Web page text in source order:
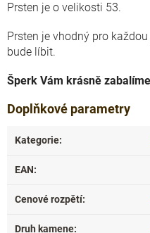
Prsten je o velikosti 53.
Prsten je vhodný pro
bude líbit.
Šperk Vám krásně
Doplňkové parametry
Kategorie:
EAN:
Cenové rozpětí:
Druh kamene: